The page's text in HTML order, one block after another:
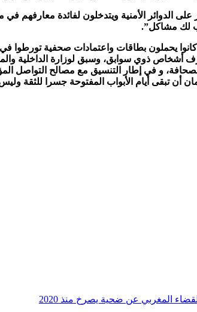
الدوائر الأمنية ويتدخلون لفائدة معارفهم في
لك مشاكل”.
يحملون بطاقات واعتمادات صحفية تورطوا
أشخاص ذوي سوابق، وسبق لوزارة الداخلية
و في إطار التنسيق مع مصالح التواصل
أن تبقى أيام الأبواب المفتوحة جسرا للثقة
المغربي عن ضحية يصرخ منذ 2020